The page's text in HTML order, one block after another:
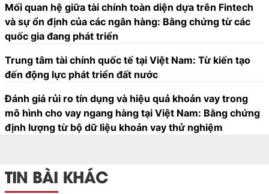
trò then chốt; không chỉ hỗ trợ thanh toán, quản lý dòng tiền, giao
dịch ngoại hối, tài trợ thương mại, mà còn góp phần nâng cao
năng lực cạnh tranh của thị trường tài chính, cải thiện môi trường
Mối quan hệ giữa tài chính toàn diện dựa trên Fintech
và sự ổn định của các ngân hàng: Bằng chứng từ các
quốc gia đang phát triển
Trung tâm tài chính quốc tế tại Việt Nam: Từ kiến tạo
đến động lực phát triển đất nước
Đánh giá rủi ro tín dụng và hiệu quả khoản vay trong
mô hình cho vay ngang hàng tại Việt Nam: Bằng chứng
định lượng từ bộ dữ liệu khoản vay thử nghiệm
TIN BÀI KHÁC